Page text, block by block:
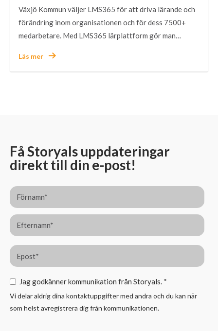
Växjö Kommun väljer LMS365 för att driva lärande och
förändring inom organisationen och för dess 7500+
medarbetare. Med LMS365 lärplattform gör man…
Läs mer
Få Storyals uppdateringar
direkt till din e-post!
Jag godkänner kommunikation från Storyals. *
Vi delar aldrig dina kontaktuppgifter med andra och du kan när
som helst avregistrera dig från kommunikationen.